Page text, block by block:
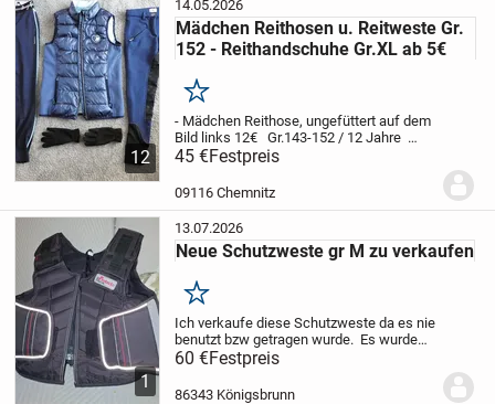
12
14.05.2026
Mädchen Reithosen u. Reitweste Gr.
152 - Reithandschuhe Gr.XL ab 5€
Merken
- Mädchen Reithose, ungefüttert auf dem
Bild links 12€Gr.143-152 / 12 Jahre
Marke FouganzaFarbe: dunkelblau mit
- Mädchen Reithose, gefüttert
auf dem Bild rechts 18€
45 €Festpreis
09116 Chemnitz
1
13.07.2026
Neue Schutzweste gr M zu verkaufen
Merken
Ich verkaufe diese Schutzweste da es nie
benutzt bzw getragen wurde. Es wurde
gekauft, aber nie getragen. Um im
Schrank herum zu hängen, ist es ja zu
schade.Im Laden kostet es 90€
60 €Festpreis
86343 Königsbrunn